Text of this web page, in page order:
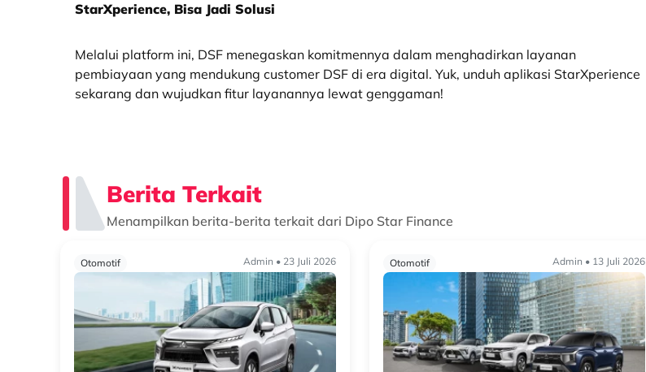
StarXperience, Bisa Jadi Solusi
Melalui platform ini, DSF menegaskan komitmennya dalam menghadirkan layanan
pembiayaan yang mendukung customer DSF di era digital. Yuk, unduh aplikasi StarXperience
sekarang dan wujudkan fitur layanannya lewat genggaman!
Berita Terkait
Menampilkan berita-berita terkait dari Dipo Star Finance
Otomotif Admin • 23 Juli 2026 Otomotif Admin • 13 Juli 2026